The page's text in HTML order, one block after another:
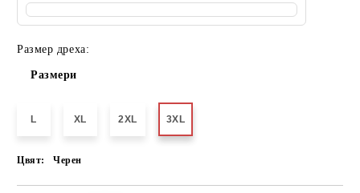
Размер дреха:
Размери
L XL 2XL 3XL
Цвят: Черен